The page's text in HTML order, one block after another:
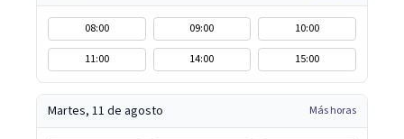
08:00 09:00
10:00
11:00
14:00 15:00
Martes, 11 de agosto Más horas